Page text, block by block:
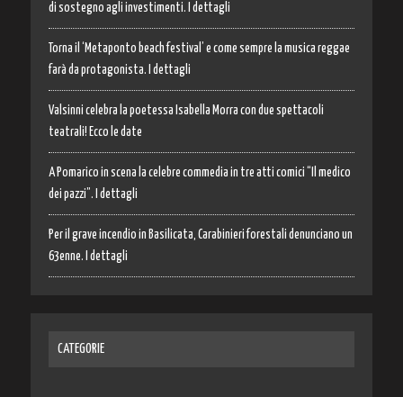
di sostegno agli investimenti. I dettagli
Torna il ‘Metaponto beach festival’ e come sempre la musica reggae
farà da protagonista. I dettagli
Valsinni celebra la poetessa Isabella Morra con due spettacoli
teatrali! Ecco le date
A Pomarico in scena la celebre commedia in tre atti comici “Il medico
dei pazzi”. I dettagli
Per il grave incendio in Basilicata, Carabinieri forestali denunciano un
63enne. I dettagli
CATEGORIE